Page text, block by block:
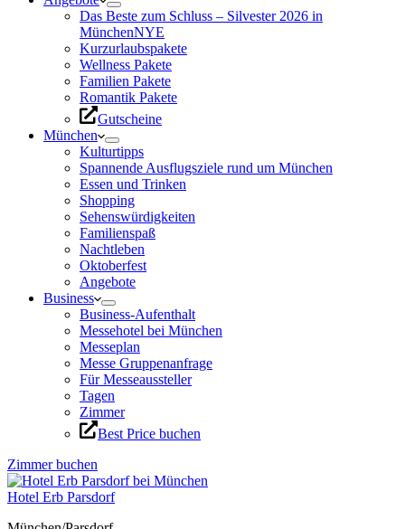
Das Beste zum Schluss – Silvester 2026 in
MünchenNYE
Kurzurlaubspakete
Wellness Pakete
Familien Pakete
Romantik Pakete
Gutscheine
München
Kulturtipps
Spannende Ausflugsziele rund um München
Essen und Trinken
Shopping
Sehenswürdigkeiten
Familienspaß
Nachtleben
Oktoberfest
Angebote
Business
Business-Aufenthalt
Messehotel bei München
Messeplan
Messe Gruppenanfrage
Für Messeaussteller
Tagen
Zimmer
Best Price buchen
Zimmer buchen
Hotel Erb Parsdorf